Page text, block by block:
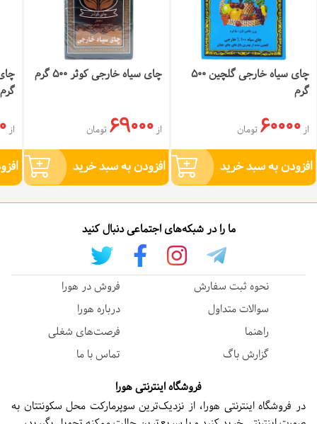
چای سیاه خارجی گلچین 500
گرم
از60000 تومان
افزودن به سبد خرید
چای سیاه خارجی کوثر 500 گرم
از69000 تومان
افزودن به سبد خرید
گرم
از
ما را در شبکه‌های اجتماعی دنبال کنید
نحوه ثبت سفارش
سوالات متداول
راهنما
گزارش باگ
فروش در هورا
درباره هورا
فرصت‌های شغلی
تماس با ما
فروشگاه اینترنتی هورا
در فروشگاه اینترنتی هورا، از نزدیک‌ترین سوپرمارکت محل سکونتتان به